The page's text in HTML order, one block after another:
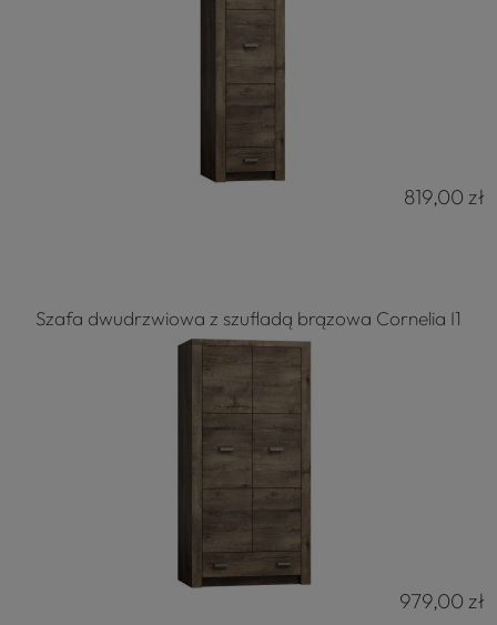
819,00 zł
Szafa dwudrzwiowa z szufladą brązowa Cornelia I1
979,00 zł